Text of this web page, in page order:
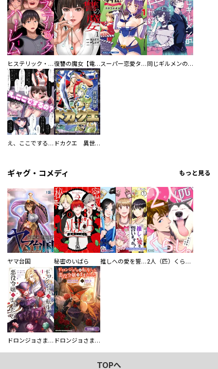
ヒステリック・ハーレム～搾られる男と堕ちる女～【電子単行本版】 復讐の魔女【電子単行本版】 スーパー恋愛タイム！～現場でドＳな彼女は自宅でデレる～ 同じギルメンの声が好き
え、ここでするの？ アイドルのファンが知らない日常 ドカクエ 異世界ドカコッククエスト
ギャグ・コメディ もっと見る
ヤマ台国 秘密のいばら 推しへの愛を誓いますか？～アラサー女子、推しは逃げぬが人生逃げる～ 2人（匹）くらし。
ドロンジョさまは転生しても悪役令嬢のままだった ドロンジョさまは転生しても悪役令嬢のままだった【分冊版】
TOPへ